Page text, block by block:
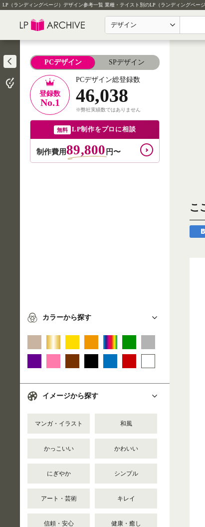
LP（ランディングページ）デザイン参考一覧 業種・テイスト別のLP（ランディングペー
デザイン
PCデザイン SPデザイン
登録数
No.1
PCデザイン総登録数
46,038
※弊社実績数ではありません
無料 LP制作をプロに相談
制作費用89,800 円〜
カラーから探す
イメージから探す
マンガ・イラスト 和風
かっこいい かわいい
にぎやか シンプル
アート・芸術 キレイ
信頼・安心 健康・癒し
こ